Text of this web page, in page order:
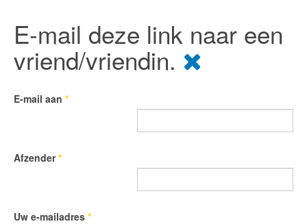
E-mail deze link naar een
vriend/vriendin.
E-mail aan *
Afzender*
Uw e-mailadres *